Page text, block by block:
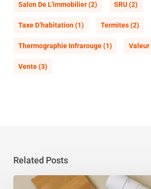
Salon De L'immobilier(2) SRU(2)
Taxe D’habitation(1) Termites(2)
Thermographie Infrarouge(1) Valeur
Vente(3)
Related Posts